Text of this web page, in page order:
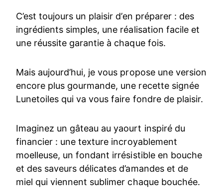
C’est toujours un plaisir d’en préparer : des
ingrédients simples, une réalisation facile et
une réussite garantie à chaque fois.
Mais aujourd’hui, je vous propose une version
encore plus gourmande, une recette signée
Lunetoiles qui va vous faire fondre de plaisir.
Imaginez un gâteau au yaourt inspiré du
financier : une texture incroyablement
moelleuse, un fondant irrésistible en bouche
et des saveurs délicates d’amandes et de
miel qui viennent sublimer chaque bouchée.